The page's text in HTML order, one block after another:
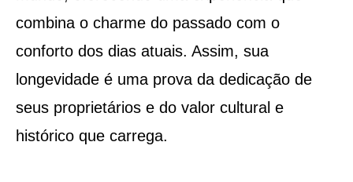
combina o charme do passado com o
conforto dos dias atuais. Assim, sua
longevidade é uma prova da dedicação de
seus proprietários e do valor cultural e
histórico que carrega.